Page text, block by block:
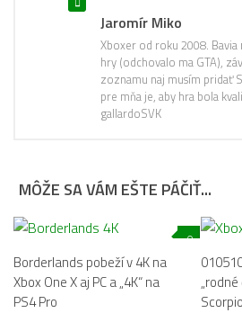
Jaromír Miko
Xboxer od roku 2008.
hry (odchovalo ma GTA),
zoznamu naj musím pridať
pre mňa je, aby hra bola
gallardoSVK
MÔŽE SA VÁM EŠTE PÁČIŤ...
0
Borderlands pobeží v 4K na
Xbox One X aj PC a „4K“ na
PS4 Pro